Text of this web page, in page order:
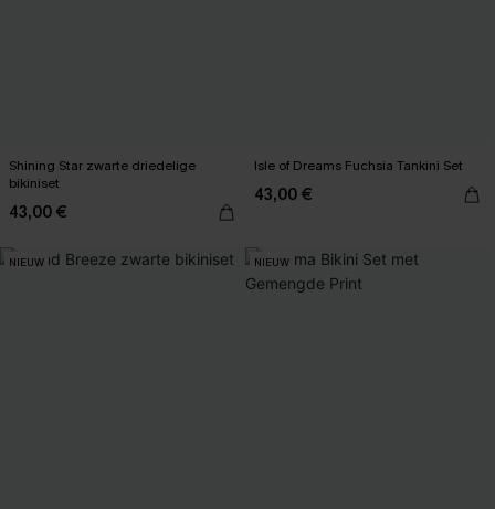
Shining Star zwarte driedelige
bikiniset
43,00 €
Isle of Dreams Fuchsia Tankini Set
43,00 €
NIEUW NIEUW